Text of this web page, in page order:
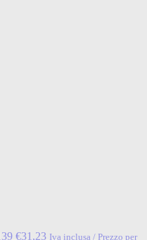
€31,23 Iva inclusa / Prezzo per